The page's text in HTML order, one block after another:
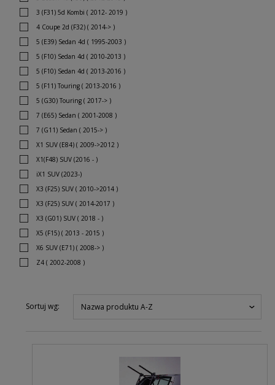
3 (F31) 5d Kombi ( 2012- 2019 )
4 Coupe 2d (F32) ( 2014-> )
5 (E39) Sedan 4d ( 1995-2003 )
5 (F10) Sedan 4d ( 2010-2013 )
5 (F10) Sedan 4d ( 2013-2016 )
5 (F11) Touring ( 2013-2016 )
5 (G30) Touring ( 2017-> )
7 (E65) Sedan ( 2001-2008 )
7 (G11) Sedan ( 2015-> )
X1 SUV (E84) ( 2009->2012 )
X1(F48) SUV (2016 - )
iX1 SUV (2023-)
X3 (F25) SUV ( 2010->2014 )
X3 (F25) SUV ( 2014-2017 )
X3 (G01) SUV ( 2018 - )
X5 (F15) ( 2013 - 2015 )
X6 SUV (E71) ( 2008-> )
Z4 ( 2002-2008 )
Sortuj wg: Nazwa produktu A-Z